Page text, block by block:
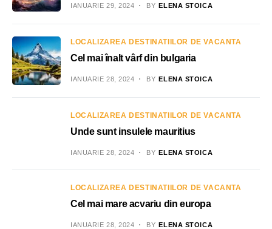
IANUARIE 29, 2024 BY ELENA STOICA
LOCALIZAREA DESTINATIILOR DE VACANTA
Cel mai înalt vârf din bulgaria
IANUARIE 28, 2024 BY ELENA STOICA
LOCALIZAREA DESTINATIILOR DE VACANTA
Unde sunt insulele mauritius
IANUARIE 28, 2024 BY ELENA STOICA
LOCALIZAREA DESTINATIILOR DE VACANTA
Cel mai mare acvariu din europa
IANUARIE 28, 2024 BY ELENA STOICA